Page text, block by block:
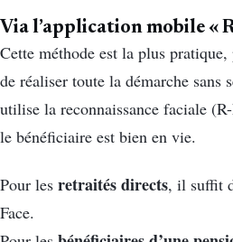
Via l’application mobile «
Cette méthode est la plus
de réaliser toute la démarche sans
utilise la reconnaissance faciale
le bénéficiaire est bien en vie.
Pour les retraités directs, il suffit
Face.